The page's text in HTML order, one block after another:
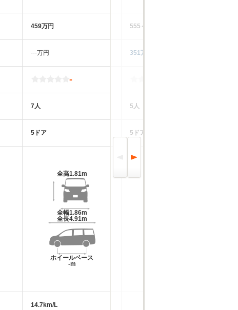
459万円
‐‐‐万円
-
7人
5ドア
全高1.81m
全幅1.86m
全長4.91m
ホイールベース
-m
14.7km/L
555～585万円
351万円
5人
5ドア